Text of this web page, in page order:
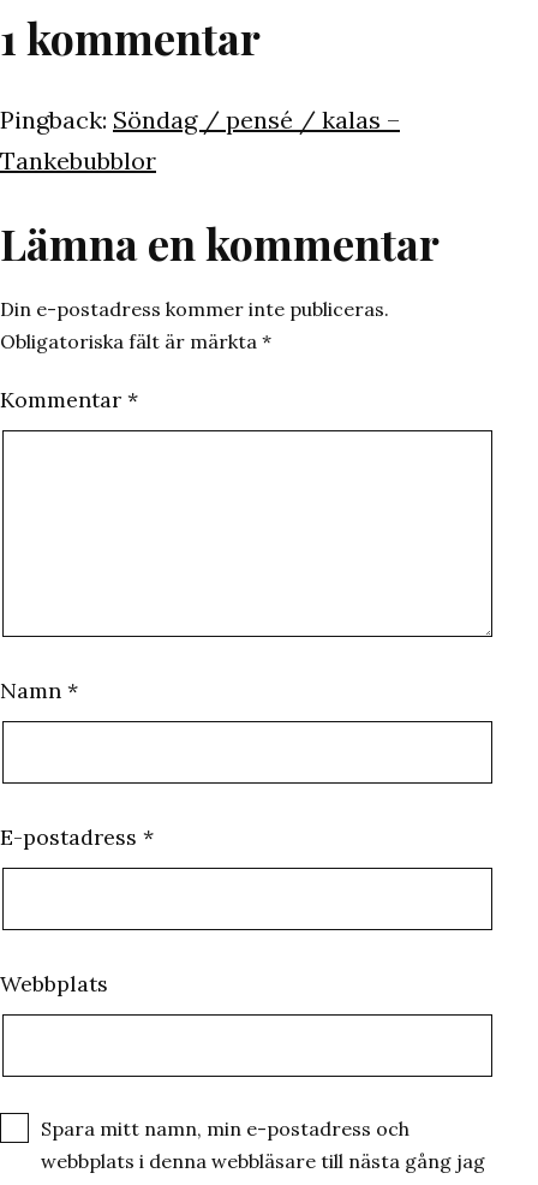
1 kommentar
Pingback: Söndag / pensé / kalas –
Tankebubblor
Lämna en kommentar
Din e-postadress kommer inte publiceras.
Obligatoriska fält är märkta *
Kommentar *
Namn *
E-postadress *
Webbplats
Spara mitt namn, min e-postadress och
webbplats i denna webbläsare till nästa gång jag